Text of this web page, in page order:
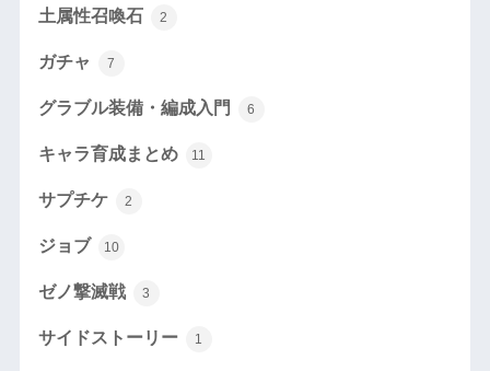
土属性召喚石 2
ガチャ 7
グラブル装備・編成入門 6
キャラ育成まとめ 11
サプチケ 2
ジョブ 10
ゼノ撃滅戦 3
サイドストーリー 1